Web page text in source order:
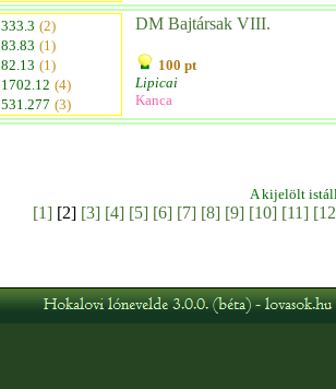
333.3 (2)
83.83 (1)
82.13 (1)
1702.12 (4)
531.277 (3)
DM Bajtársak VIII.
100 pt
Lipicai
Kanca
A kijelölt
[1][2] [3] [4] [5] [6] [7] [8] [9] [10] [11]